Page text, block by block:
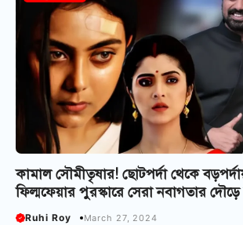
কামাল সৌমীতৃষার! ছোটপর্দা থেকে
ফিল্মফেয়ার পুরস্কারে সেরা নবাগতার দৌড়ে
Ruhi Roy March 27, 2024